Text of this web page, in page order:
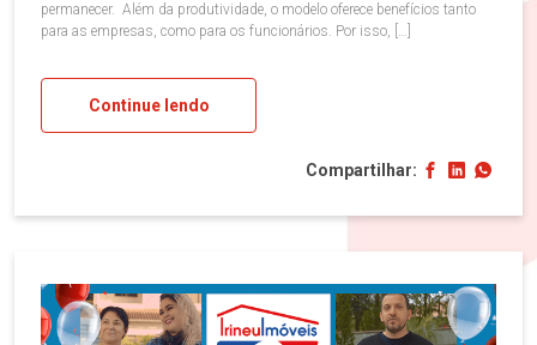
permanecer. Além da produtividade, o modelo oferece benefícios tanto
para as empresas, como para os funcionários. Por isso, […]
Continue lendo
Compartilhar: